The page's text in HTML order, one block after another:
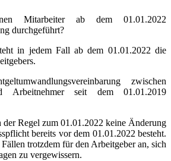
Mitarbeiter ab dem 01.01.2022
durchgeführt?
in jedem Fall ab dem 01.01.2022 die
zwischen
Arbeitnehmer seit dem 01.01.2019
Regel zum 01.01.2022 keine Änderung
bereits vor dem 01.01.2022 besteht.
trotzdem für den Arbeitgeber an, sich
zu vergewissern.